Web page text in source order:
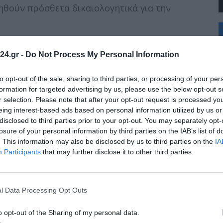
- Do Not Process My Personal Information
opt-out of the sale, sharing to third parties, or processing of your
for targeted advertising by us, please use the below opt-out
selection. Please note that after your opt-out request is processed
interest-based ads based on personal information utilized by us
to third parties prior to your opt-out. You may separately
of your personal information by third parties on the IAB’s list of
This information may also be disclosed by us to third parties on the
Participants that may further disclose it to other third parties.
Data Processing Opt Outs
opt-out of the Sharing of my personal data.
πρόσθετα δικαιολογητικά για την
να θεωρηθεί έγκυρη. Αιτήσεις που
υπόψη.
θα καταβληθεί στις 31 Μαρτίου.
ενοποιούνται, με αύξηση στο ποσό του
κατηγορία.
+
°